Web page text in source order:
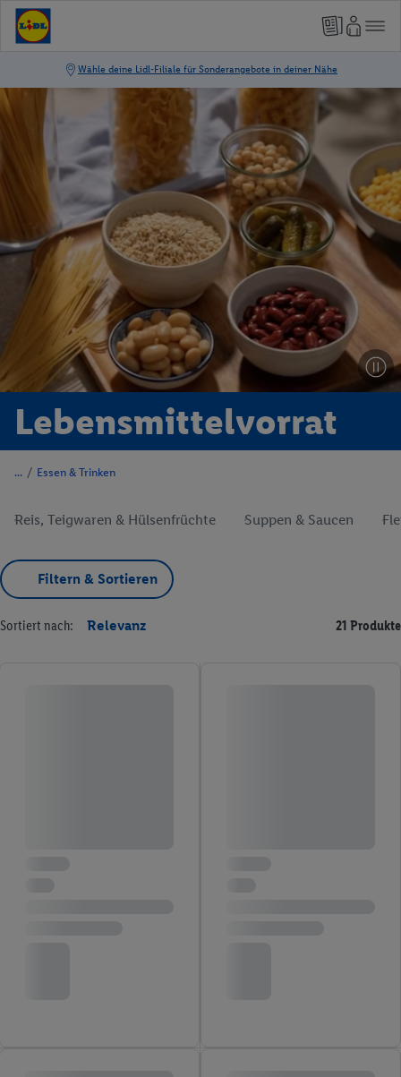
Lebensmittelvorrat
/ Essen & Trinken
Reis, Teigwaren & Hülsenfrüchte Suppen & Saucen
Filtern & Sortieren
Sortiert nach: Relevanz 21 Produkte